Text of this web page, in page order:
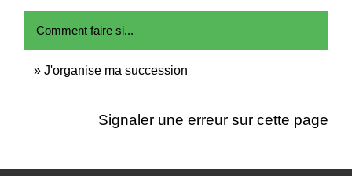
Comment faire si...
J'organise ma succession
Signaler une erreur sur cette page